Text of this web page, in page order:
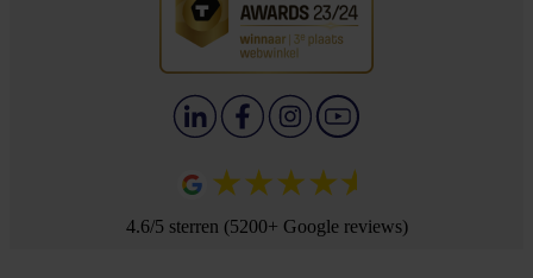
4.6/5 sterren (5200+ Google reviews)